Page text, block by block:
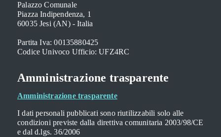
Palazzo Comunale
Piazza Indipendenza, 1
60035 Jesi (AN) - Italia
Partita Iva: 00135880425
Codice Univoco Ufficio: UFZ4RC
Amministrazione trasparente
Amministrazione trasparente
I dati personali pubblicati sono riutilizzabili solo alle
condizioni previste dalla direttiva comunitaria 2003/98/CE
e dal d.lgs. 36/2006